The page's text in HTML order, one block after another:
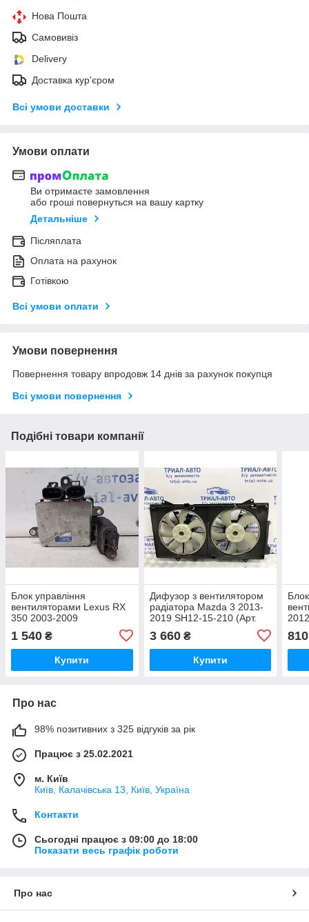
Нова Пошта
Самовивіз
Delivery
Доставка кур'єром
Всі умови доставки
Умови оплати
Ви отримаєте замовлення
або гроші повернуться на вашу картку
Детальніше
Післяплата
Оплата на рахунок
Готівкою
Всі умови оплати
Умови повернення
Повернення товару впродовж 14 днів за рахунок покупця
Всі умови повернення
Подібні товари компанії
Блок управління
вентиляторами Lexus RX
350 2003-2009
8925730070 (Арт. 63282)
1 540 ₴
Купити
Дифузор з вентилятором
радіатора Mazda 3 2013-
2019 SH12-15-210 (Арт.
3 660₴
Купити
810
Про нас
98% позитивних з 325 відгуків за рік
Працює з 25.02.2021
м. Київ
Київ, Калачівська 13, Київ, Україна
Контакти
Сьогодні працює з 09:00 до 18:00
Показати весь графік роботи
Про нас